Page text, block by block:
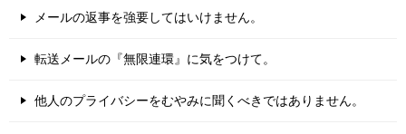
メールの返事を強要してはいけません。
転送メールの『無限連環』に気をつけて。
他人のプライバシーをむやみに聞くべきではありません。